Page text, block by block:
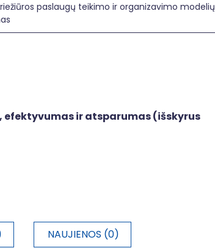
paslaugų teikimo ir organizavimo modelių
efektyvumas ir atsparumas (išskyrus
NAUJIENOS (0)